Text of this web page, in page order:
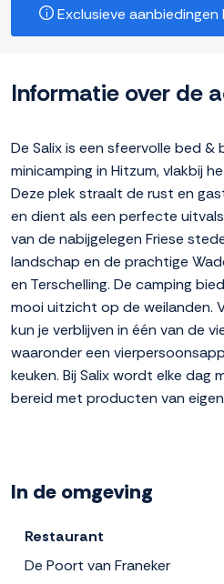
Exclusieve
Informatie over de
De Salix is een sfeervolle bed
minicamping in Hitzum, vlakbij
Deze plek straalt de rust en
en dient als een perfecte
van de nabijgelegen Friese
landschap en de prachtige
en Terschelling. De camping
mooi uitzicht op de weilanden.
kun je verblijven in één van de
waaronder een
keuken. Bij Salix wordt elke
bereid met producten van
In de omgeving
Restaurant
De Poort van Franeker